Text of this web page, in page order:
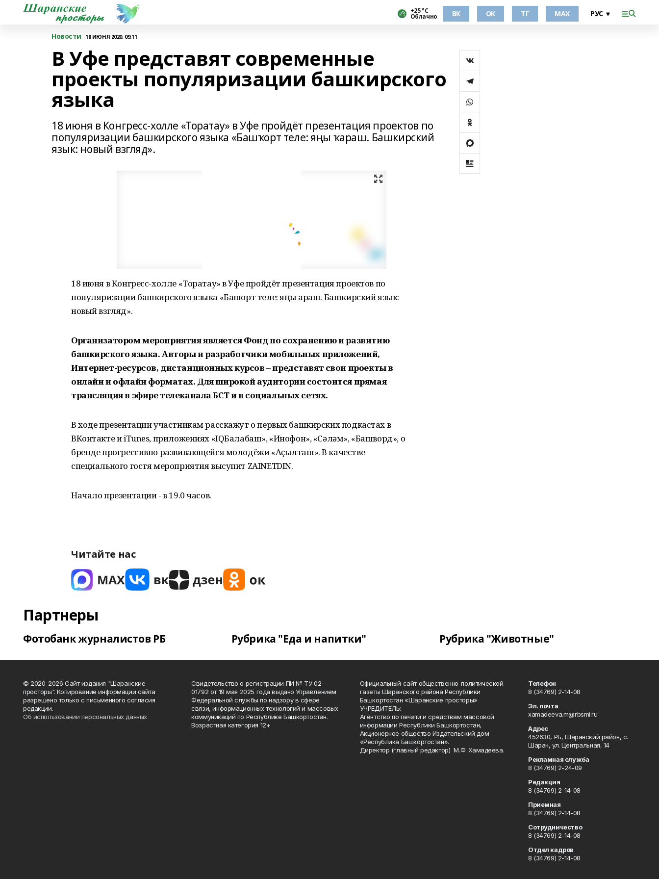
+25 °С
Облачно ВК ОК ТГ МАХ
Новости 18 ИЮНЯ 2020, 09:11
В Уфе представят современные
проекты популяризации башкирского
языка
18 июня в Конгресс-холле «Торатау» в Уфе пройдёт презентация проектов по
популяризации башкирского языка «Башҡорт теле: яңы ҡараш. Башкирский
язык: новый взгляд».
18 июня в Конгресс-холле «Торатау» в Уфе пройдёт презентация проектов по
популяризации башкирского языка «Башҡорт теле: яңы ҡараш. Башкирский язык:
новый взгляд».
Организатором мероприятия является Фонд по сохранению и развитию
башкирского языка. Авторы и разработчики мобильных приложений,
Интернет-ресурсов, дистанционных курсов – представят свои проекты в
онлайн и офлайн форматах. Для широкой аудитории состоится прямая
трансляция в эфире телеканала БСТ и в социальных сетях.
В ходе презентации участникам расскажут о первых башкирских подкастах в
ВКонтакте и iTunes, приложениях «IQБалабаш», «Инофон», «Сәләм», «Башворд», о
бренде прогрессивно развивающейся молодёжи «Аҫылташ». В качестве
специального гостя мероприятия высупит ZAINETDIN.
Начало презентации - в 19.0 часов.
Читайте нас
Партнеры
Фотобанк журналистов РБ Рубрика "Еда и напитки" Рубрика "Животные"
© 2020-2026 Сайт издания "Шаранские
просторы". Копирование информации сайта
разрешено только с письменного согласия
редакции.
Об использовании персональных данных
Свидетельство о регистрации ПИ № ТУ 02-
01792 от 19 мая 2025 года выдано Управлением
Федеральной службы по надзору в сфере
связи, информационных технологий и массовых
коммуникаций по Республике Башкортостан.
Возрастная категория 12+
Официальный сайт общественно-политической
газеты Шаранского района Республики
Башкортостан «Шаранские просторы»
УЧРЕДИТЕЛЬ:
Агентство по печати и средствам массовой
информации Республики Башкортостан,
Акционерное общество Издательский дом
«Республика Башкортостан».
Директор (главный редактор) М.Ф. Хамадеева.
Телефон
8 (34769) 2-14-08
Эл. почта
xamadeeva.m@rbsmi.ru
Адрес
452630, РБ, Шаранский район, с.
Шаран, ул. Центральная, 14
Рекламная служба
8 (34769) 2-24-09
Редакция
8 (34769) 2-14-08
Приемная
8 (34769) 2-14-08
Сотрудничество
8 (34769) 2-14-08
Отдел кадров
8 (34769) 2-14-08